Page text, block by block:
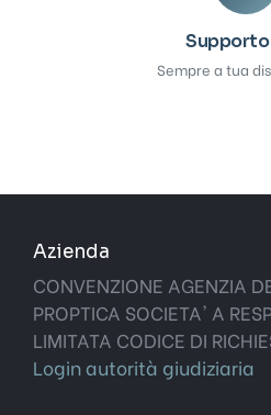
Supporto
Sempre a tua
Azienda
CONVENZIONE AGENZIA
PROPTICA SOCIETA' A
LIMITATA CODICE DI
Login autorità giudiziaria